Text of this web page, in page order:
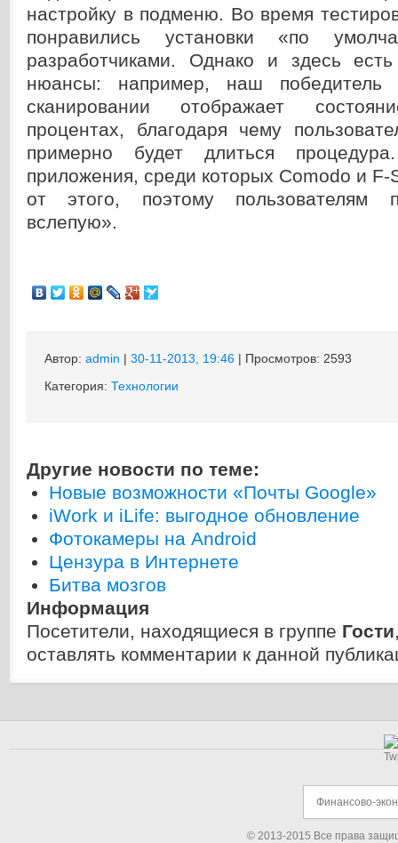
настройку в подменю. Во время
понравились установки «по
разработчиками. Однако и здесь
нюансы: например, наш
сканировании отображает
процентах, благодаря чему
примерно будет длиться
приложения, среди которых Comodo и F-
от этого, поэтому пользователям
вслепую».
Автор: admin | 30-11-2013, 19:46 | Просмотров: 2593
Категория: Технологии
Другие новости по теме:
Новые возможности «Почты Google»
iWork и iLife: выгодное обновление
Фотокамеры на Android
Цензура в Интернете
Битва мозгов
Информация
Посетители, находящиеся в группе Гости
оставлять комментарии к данной
Финансово-
© 2013-2015 Все права